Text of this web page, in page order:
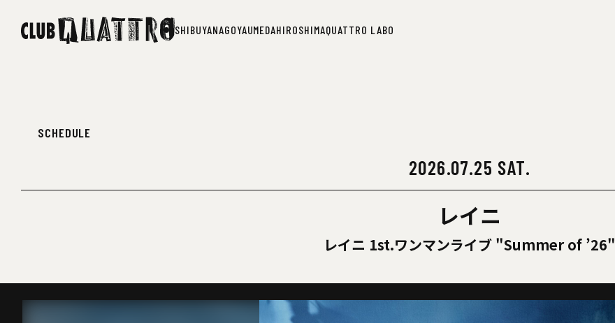
SHIBUYANAGOYAUMEDAHIROSHIMAQUATTRO LABO
SCHEDULE
2026.07.25 SAT.
レイニ
レイニ 1st.ワンマンライブ "Summer of ’26"